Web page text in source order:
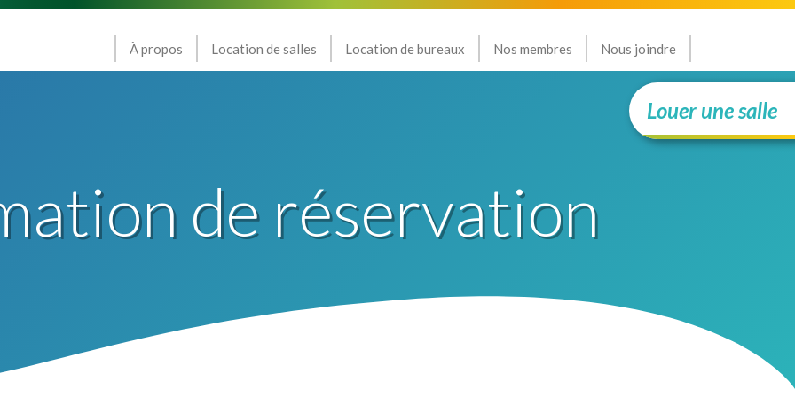
À propos Location de salles Location de bureaux Nos membres Nous joindre
Louer une salle
de réservation